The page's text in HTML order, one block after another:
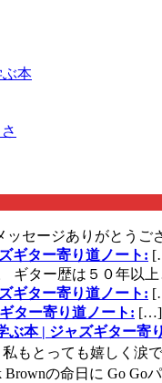
ぶ本
ッセージありがとう
ギター寄り道ノート:
ギター歴は５０年以上
ギター寄り道ノート:
ター寄り道ノート: […]
ぶ本 | ジャズギター寄
私もとっても嬉しく涙
Brownの命日に Go Go